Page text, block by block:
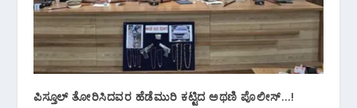
ಪಿಸ್ತೂಲ್ ‌ತೋರಿಸಿದವರ ಹೆಡೆಮುರಿ ‌ಕಟ್ಟಿದ ಅಥಣಿ ಪೊಲೀಸ್…!